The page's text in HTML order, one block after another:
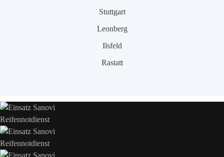
Stuttgart
Leonberg
Ilsfeld
Rastatt